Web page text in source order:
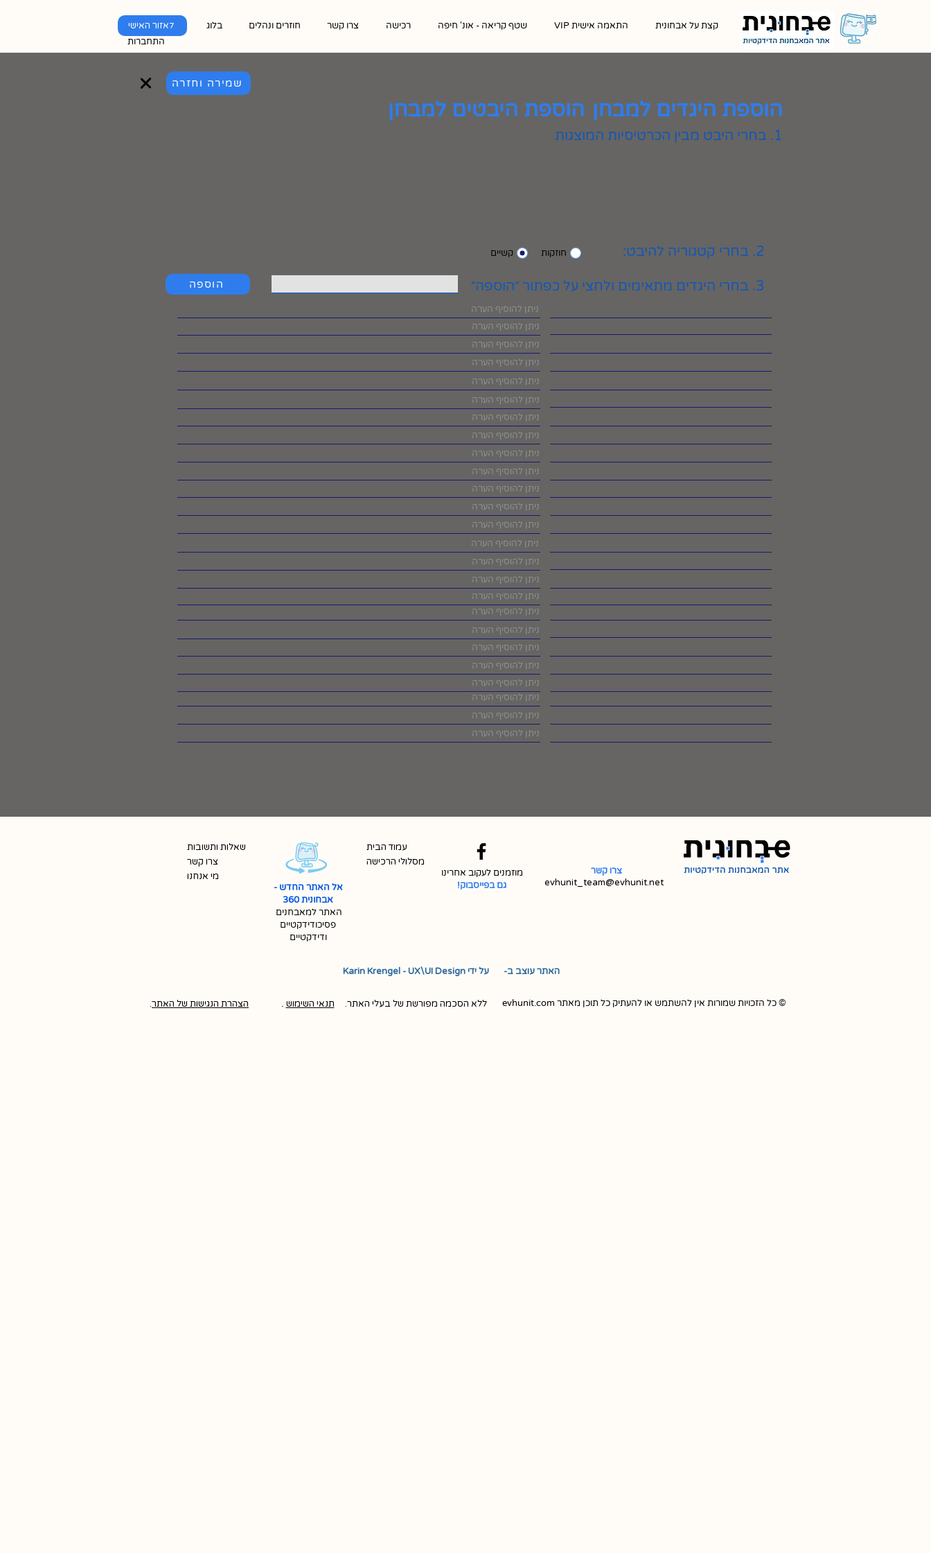
לאזור האישי
התחברות
קצת על אבחונית התאמה אישית VIP שטף קריאה - אונ' חיפה רכישה צרו קשר חוזרים ונהלים בלוג
שמירה וחזרה
הוספת היבטים למבחן הוספת היגדים למבחן
1. בחרי היבט מבין הכרטיסיות המוצגות
חוזקות קשיים 2. בחרי קטגוריה להיבט:
הוספה 3. בחרי היגדים מתאימים ולחצי על כפתור ״הוספה״
שאלות ותשובות
צרו קשר
מי אנחנו
עמוד הבית
מסלולי הרכישה
אל האתר החדש -
אבחונית 360
האתר למאבחנים
פסיכודידקטיים
ודידקטיים
מוזמנים לעקוב אחרינו
גם בפייסבוק!
צרו קשר
evhunit_team@evhunit.net
האתר עוצב ב- ​ ​ על ידי Karin Krengel - UX\UI Design
הצהרת הנגישות של האתר. ללא הסכמה מפורשת של בעלי האתר. תנאי השימוש . © כל הזכויות שמורות אין להשתמש או להעתיק כל תוכן מאתר evhunit.com